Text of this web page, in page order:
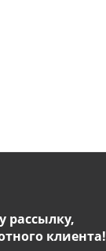
рассылку,
клиента!